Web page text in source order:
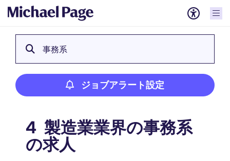
事務系
ジョブアラート設定
4 製造業業界の事務系
の求人